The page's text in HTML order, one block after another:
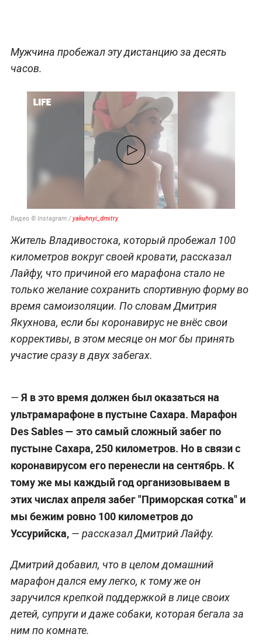
Мужчина пробежал эту дистанцию за десять
часов.
Видео © Instagram / yakuhnyi_dmitry
Житель Владивостока, который пробежал 100
километров вокруг своей кровати, рассказал
Лайфу, что причиной его марафона стало не
только желание сохранить спортивную форму во
время самоизоляции. По словам Дмитрия
Якухнова, если бы коронавирус не внёс свои
коррективы, в этом месяце он мог бы принять
участие сразу в двух забегах.
— Я в это время должен был оказаться на
ультрамарафоне в пустыне Сахара. Марафон
Des Sables — это самый сложный забег по
пустыне Сахара, 250 километров. Но в связи с
коронавирусом его перенесли на сентябрь. К
тому же мы каждый год организовываем в
этих числах апреля забег "Приморская сотка" и
мы бежим ровно 100 километров до
Уссурийска,— рассказал Дмитрий Лайфу.
Дмитрий добавил, что в целом домашний
марафон дался ему легко, к тому же он
заручился крепкой поддержкой в лице своих
детей, супруги и даже собаки, которая бегала за
ним по комнате.